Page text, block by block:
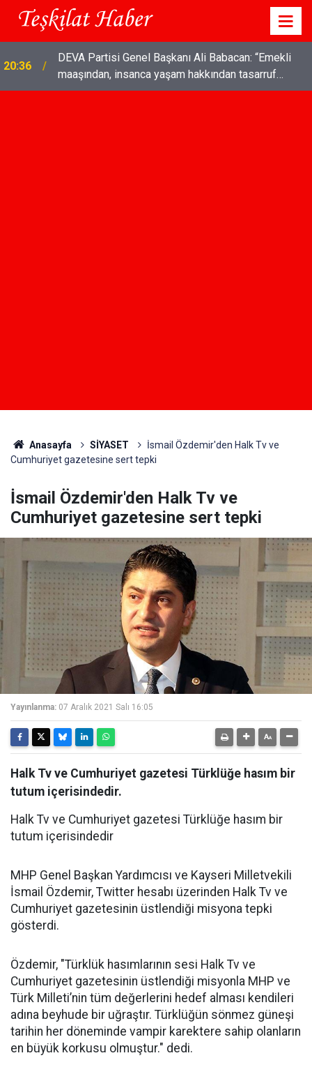
18:03
TÜRK SİLAHLI KUVVETLERİNE SURİYE'DE
COŞKULU KARŞILAMA!
Anasayfa SİYASET
İsmail Özdemir'den Halk Tv ve
Cumhuriyet gazetesine sert tepki
İsmail Özdemir'den Halk Tv ve
Cumhuriyet gazetesine sert tepki
Yayınlanma: 07 Aralık 2021 Salı 16:05
Halk Tv ve Cumhuriyet gazetesi Türklüğe hasım bir
tutum içerisindedir.
Halk Tv ve Cumhuriyet gazetesi Türklüğe hasım bir
tutum içerisindedir
MHP Genel Başkan Yardımcısı ve Kayseri Milletvekili
İsmail Özdemir, Twitter hesabı üzerinden Halk Tv ve
Cumhuriyet gazetesinin üstlendiği misyona tepki
gösterdi.
Özdemir, "Türklük hasımlarının sesi Halk Tv ve
Cumhuriyet gazetesinin üstlendiği misyonla MHP ve
Türk Milleti’nin tüm değerlerini hedef alması kendileri
adına beyhude bir uğraştır. Türklüğün sönmez güneşi
tarihin her döneminde vampir karektere sahip olanların
en büyük korkusu olmuştur." dedi.